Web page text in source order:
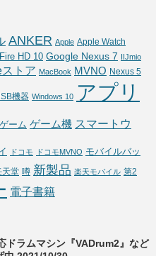
ANKER Apple Apple Watch
Fire HD 10 Google Nexus 7 IIJmio
トア MacBook MVNO Nexus 5
機器 Windows 10 アプリ
ゲーム ゲーム機 スマートウ
ドコモ ドコモMVNO モバイルバッ
天堂 噂 新製品 楽天モバイル 第2
電子書籍
ドラムマシン『VADrum2』など